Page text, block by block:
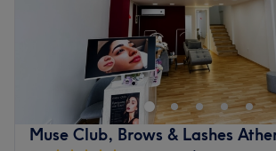
Στο κέντρο της Θεσσαλονίκης, βρίσκεται
ωραιότερους χώρους ομορφιάς. Στο
Salon η προσιτή πολυτέλεια, συναντά την
περιποίηση και την απόλυτη ποιότητα.
Συγκοινωνία
Muse Club, Brows & Lashes